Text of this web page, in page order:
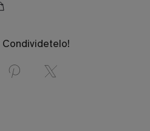
Condividetelo!